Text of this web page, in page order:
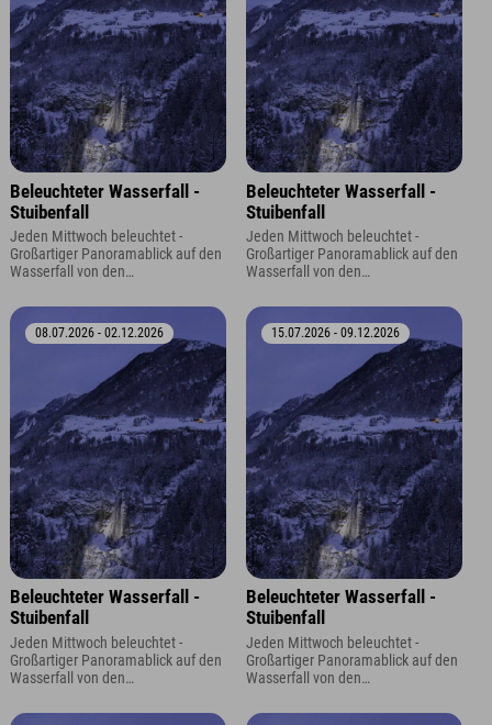
Beleuchteter Wasserfall -
Stuibenfall
Jeden Mittwoch beleuchtet -
Großartiger Panoramablick auf den
Wasserfall von den
Panoramaparkplatz.
Beleuchteter Wasserfall -
Stuibenfall
Jeden Mittwoch beleuchtet -
Großartiger Panoramablick auf den
Wasserfall von den
Panoramaparkplatz.
08.07.2026 - 02.12.2026
Beleuchteter Wasserfall -
Stuibenfall
Jeden Mittwoch beleuchtet -
Großartiger Panoramablick auf den
Wasserfall von den
Panoramaparkplatz.
15.07.2026 - 09.12.2026
Beleuchteter Wasserfall -
Stuibenfall
Jeden Mittwoch beleuchtet -
Großartiger Panoramablick auf den
Wasserfall von den
Panoramaparkplatz.